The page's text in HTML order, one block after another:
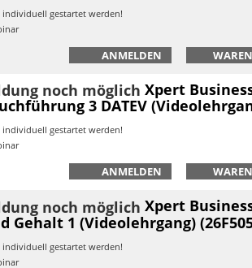
individuell gestartet werden!
ANMELDEN
Xpert
3 DATEV
individuell gestartet werden!
ANMELDEN
Xpert
Gehalt 1 (Videolehrgang)
individuell gestartet werden!